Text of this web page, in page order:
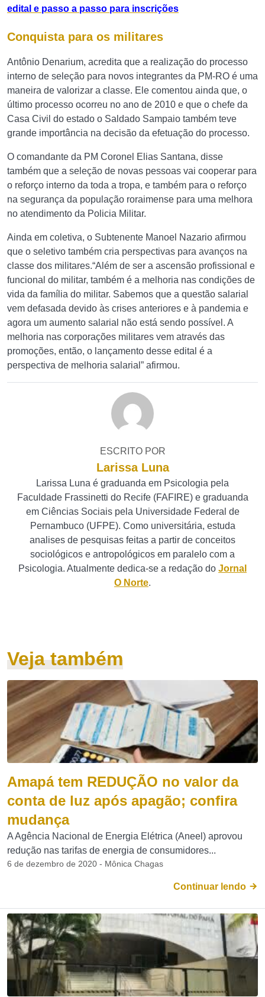
edital e passo a passo para inscrições
Conquista para os militares
Antônio Denarium, acredita que a realização do processo
interno de seleção para novos integrantes da PM-RO é uma
maneira de valorizar a classe. Ele comentou ainda que, o
último processo ocorreu no ano de 2010 e que o chefe da
Casa Civil do estado o Saldado Sampaio também teve
grande importância na decisão da efetuação do processo.
O comandante da PM Coronel Elias Santana, disse
também que a seleção de novas pessoas vai cooperar para
o reforço interno da toda a tropa, e também para o reforço
na segurança da população roraimense para uma melhora
no atendimento da Policia Militar.
Ainda em coletiva, o Subtenente Manoel Nazario afirmou
que o seletivo também cria perspectivas para avanços na
classe dos militares.“Além de ser a ascensão profissional e
funcional do militar, também é a melhoria nas condições de
vida da família do militar. Sabemos que a questão salarial
vem defasada devido às crises anteriores e à pandemia e
agora um aumento salarial não está sendo possível. A
melhoria nas corporações militares vem através das
promoções, então, o lançamento desse edital é a
perspectiva de melhoria salarial” afirmou.
ESCRITO POR
Larissa Luna
Larissa Luna é graduanda em Psicologia pela
Faculdade Frassinetti do Recife (FAFIRE) e graduanda
em Ciências Sociais pela Universidade Federal de
Pernambuco (UFPE). Como universitária, estuda
analises de pesquisas feitas a partir de conceitos
sociológicos e antropológicos em paralelo com a
Psicologia. Atualmente dedica-se a redação do Jornal
O Norte.
Veja também
Amapá tem REDUÇÃO no valor da
conta de luz após apagão; confira
mudança
A Agência Nacional de Energia Elétrica (Aneel) aprovou
redução nas tarifas de energia de consumidores...
6 de dezembro de 2020 - Mônica Chagas
Continuar lendo